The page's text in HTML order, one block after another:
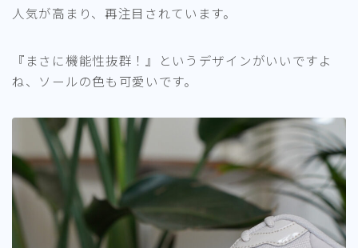
人気が高まり、再注目されています。
『まさに機能性抜群！』というデザインがいいですよ
ね、ソールの色も可愛いです。